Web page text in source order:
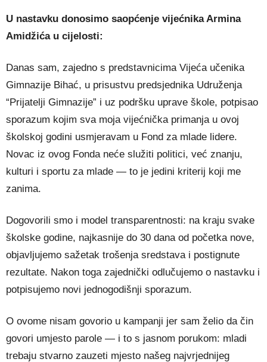
U nastavku donosimo saopćenje vijećnika Armina
Amidžića u cijelosti:
Danas sam, zajedno s predstavnicima Vijeća učenika
Gimnazije Bihać, u prisustvu predsjednika Udruženja
“Prijatelji Gimnazije” i uz podršku uprave škole, potpisao
sporazum kojim sva moja vijećnička primanja u ovoj
školskoj godini usmjeravam u Fond za mlade lidere.
Novac iz ovog Fonda neće služiti politici, već znanju,
kulturi i sportu za mlade — to je jedini kriterij koji me
zanima.
Dogovorili smo i model transparentnosti: na kraju svake
školske godine, najkasnije do 30 dana od početka nove,
objavljujemo sažetak trošenja sredstava i postignute
rezultate. Nakon toga zajednički odlučujemo o nastavku i
potpisujemo novi jednogodišnji sporazum.
O ovome nisam govorio u kampanji jer sam želio da čin
govori umjesto parole — i to s jasnom porukom: mladi
trebaju stvarno zauzeti mjesto našeg najvrjednijeg